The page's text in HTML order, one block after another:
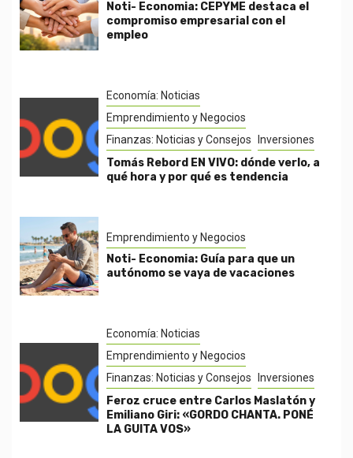
Noti- Economia: CEPYME destaca el
compromiso empresarial con el
empleo
Economía: Noticias
Emprendimiento y Negocios
Finanzas: Noticias y Consejos
Inversiones
Tomás Rebord EN VIVO: dónde verlo, a
qué hora y por qué es tendencia
Emprendimiento y Negocios
Noti- Economia: Guía para que un
autónomo se vaya de vacaciones
Economía: Noticias
Emprendimiento y Negocios
Finanzas: Noticias y Consejos
Inversiones
Feroz cruce entre Carlos Maslatón y
Emiliano Giri: «GORDO CHANTA. PONÉ
LA GUITA VOS»